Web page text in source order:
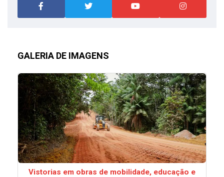
GALERIA DE IMAGENS
Vistorias em obras de mobilidade, educação e